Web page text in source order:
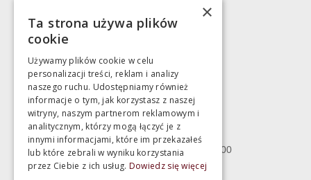
783 043 083
Magazyn
Bartycka 24/26 Hala 100
00-716 Warszawa
poniedziałek - piątek 10:00 - 18:00
sobota 10:00 - 15:00
×
Ta strona używa plików
cookie
Używamy plików cookie w celu
personalizacji treści, reklam i analizy
naszego ruchu. Udostępniamy również
informacje o tym, jak korzystasz z naszej
witryny, naszym partnerom reklamowym i
analitycznym, którzy mogą łączyć je z
innymi informacjami, które im przekazałeś
lub które zebrali w wyniku korzystania
przez Ciebie z ich usług. Dowiedz się więcej